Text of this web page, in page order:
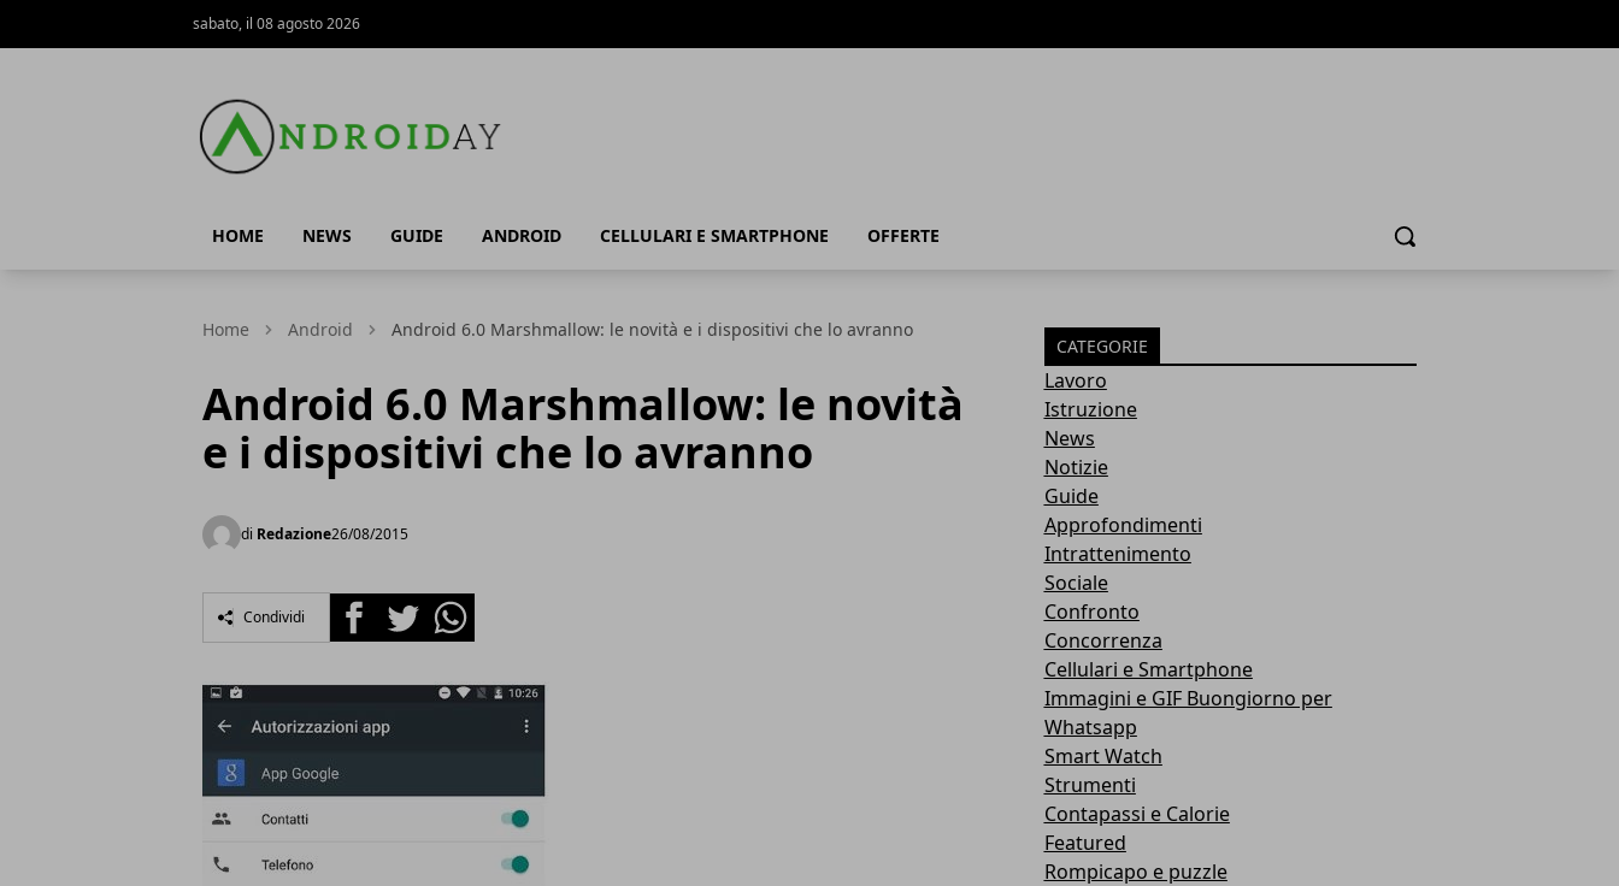
sabato, il 08 agosto 2026
HOME NEWS GUIDE ANDROID CELLULARI E SMARTPHONE OFFERTE Cerca
Home Android Android 6.0 Marshmallow: le novità e i dispositivi che lo avranno
Android 6.0 Marshmallow: le novità
e i dispositivi che lo avranno
di Redazione26/08/2015
Condividi FacebookTwitterWhatsapp
CATEGORIE
Lavoro
Istruzione
News
Notizie
Guide
Approfondimenti
Intrattenimento
Sociale
Confronto
Concorrenza
Cellulari e Smartphone
Immagini e GIF Buongiorno per
Whatsapp
Smart Watch
Strumenti
Contapassi e Calorie
Featured
Rompicapo e puzzle